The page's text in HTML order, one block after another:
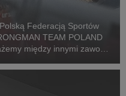
Federacją Sportów
TEAM POLAND
między innymi zawody
w CANAL+ SPORT 5